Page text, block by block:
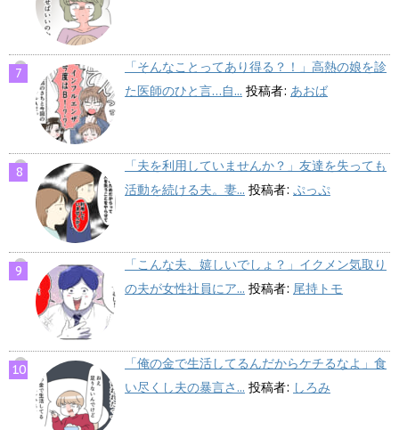
「そんなことってあり得る？！」高熱の娘を診
た医師のひと言…自... 投稿者: あおば
「夫を利用していませんか？」友達を失っても
活動を続ける夫。妻... 投稿者: ぷっぷ
「こんな夫、嬉しいでしょ？」イクメン気取り
の夫が女性社員にア... 投稿者: 尾持トモ
「俺の金で生活してるんだからケチるなよ」食
い尽くし夫の暴言さ... 投稿者: しろみ